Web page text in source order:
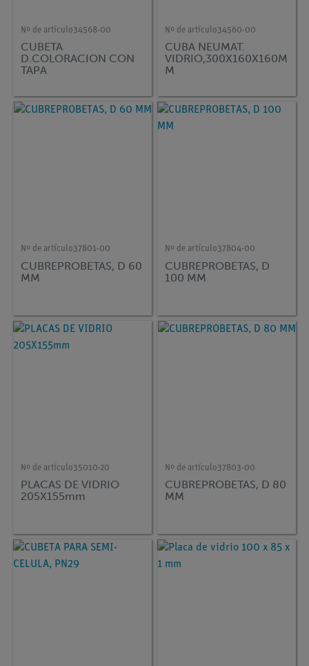
Nº de artículo34568-00
CUBETA
D.COLORACION CON
TAPA
Nº de artículo34560-00
CUBA NEUMAT.
VIDRIO,300X160X160M
M
Nº de artículo37801-00
CUBREPROBETAS, D 60
MM
Nº de artículo37804-00
CUBREPROBETAS, D
100 MM
Nº de artículo35010-20
PLACAS DE VIDRIO
205X155mm
Nº de artículo37803-00
CUBREPROBETAS, D 80
MM